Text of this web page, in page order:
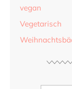
vegan
Vegetarisch